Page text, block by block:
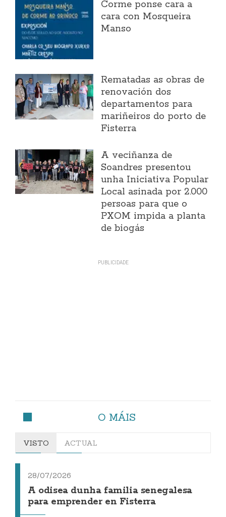
Corme ponse cara a
cara con Mosqueira
Manso
Rematadas as obras de
renovación dos
departamentos para
mariñeiros do porto de
Fisterra
A veciñanza de
Soandres presentou
unha Iniciativa Popular
Local asinada por 2.000
persoas para que o
PXOM impida a planta
de biogás
O MÁIS
VISTO ACTUAL
28/07/2026
A odisea dunha familia senegalesa
para emprender en Fisterra